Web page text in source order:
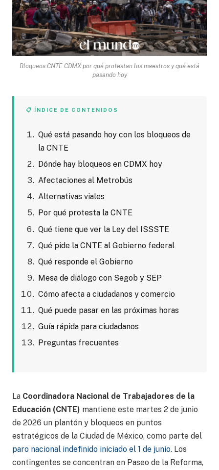
Bloqueos CNTE CDMX por qué protestan los maestros y qué está
pasando hoy
📋 ÍNDICE DE CONTENIDOS
Qué está pasando hoy con los bloqueos de
la CNTE
Dónde hay bloqueos en CDMX hoy
Afectaciones al Metrobús
Alternativas viales
Por qué protesta la CNTE
Qué tiene que ver la Ley del ISSSTE
Qué pide la CNTE al Gobierno federal
Qué responde el Gobierno
Mesa de diálogo con Segob y SEP
Cómo afecta a ciudadanos y comercio
Qué puede pasar en las próximas horas
Guía rápida para ciudadanos
Preguntas frecuentes
La Coordinadora Nacional de Trabajadores de la
Educación (CNTE) mantiene este martes 2 de junio
de 2026 un plantón y bloqueos en puntos
estratégicos de la Ciudad de México, como parte del
paro nacional indefinido iniciado el 1 de junio. Los
contingentes se concentran en Paseo de la Reforma,